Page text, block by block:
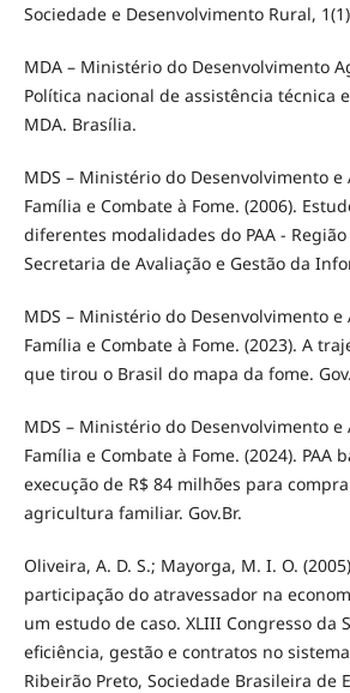
Sociedade e Desenvolvimento Rural,
MDA – Ministério do Desenvolvimento
Política nacional de assistência técnica
MDA. Brasília.
MDS – Ministério do Desenvolvimento e
Família e Combate à Fome. (2006).
diferentes modalidades do PAA -
Secretaria de Avaliação e Gestão da
MDS – Ministério do Desenvolvimento e
Família e Combate à Fome. (2023). A
que tirou o Brasil do mapa da fome.
MDS – Ministério do Desenvolvimento e
Família e Combate à Fome. (2024). PAA
execução de R$ 84 milhões para
agricultura familiar. Gov.Br.
Oliveira, A. D. S.; Mayorga, M. I. O.
participação do atravessador na
um estudo de caso. XLIII Congresso da
eficiência, gestão e contratos no
Ribeirão Preto, Sociedade Brasileira de